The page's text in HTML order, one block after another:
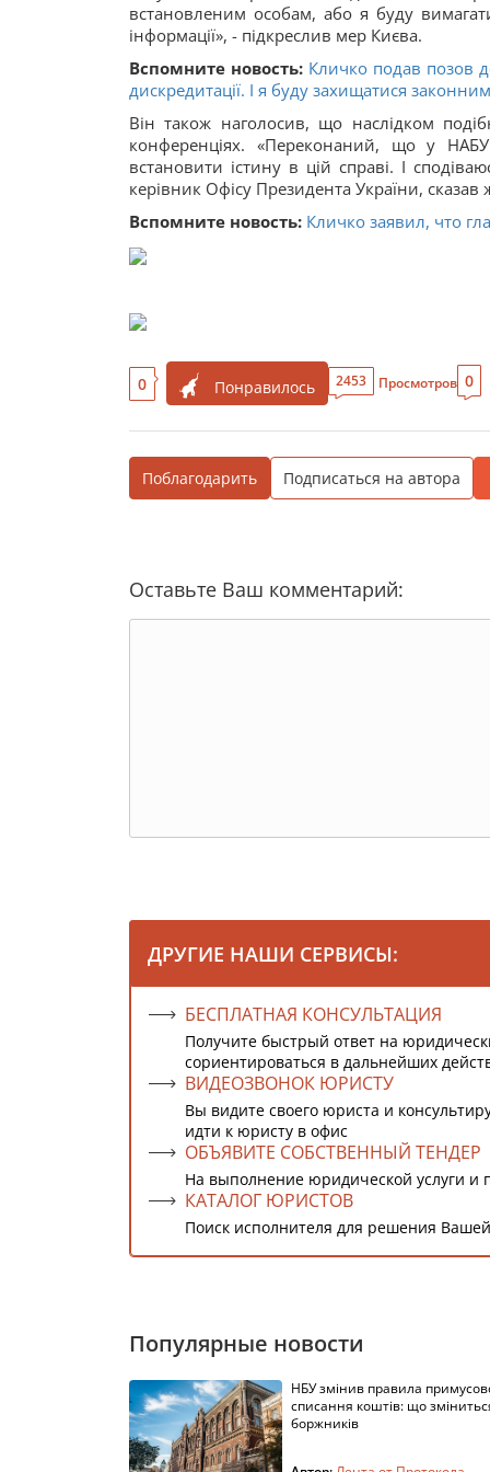
встановленим особам, або я буду
інформації», - підкреслив мер Києва.
Вспомните новость: Кличко подав позов
дискредитації. І я буду захищатися
Він також наголосив, що наслідком
конференціях. «Переконаний, що у
встановити істину в цій справі. І
керівник Офісу Президента України,
Вспомните новость: Кличко заявил, что
0 Понравилось 2453 Просмотров 0
Поблагодарить Подписаться на автора
Оставьте Ваш комментарий:
ДРУГИЕ НАШИ СЕРВИСЫ:
БЕСПЛАТНАЯ КОНСУЛЬТАЦИЯ
Получите быстрый ответ на
сориентироваться в дальнейших
ВИДЕОЗВОНОК ЮРИСТУ
Вы видите своего юриста и
идти к юристу в офис
ОБЪЯВИТЕ СОБСТВЕННЫЙ ТЕНДЕР
На выполнение юридической услуги и
КАТАЛОГ ЮРИСТОВ
Поиск исполнителя для решения
Популярные новости
НБУ змінив правила
списання коштів: що
боржників